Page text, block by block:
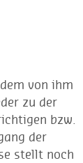
von ihm
zu der
bzw.
der
stellt noch